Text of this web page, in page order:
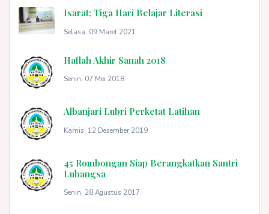
Isarat; Tiga Hari Belajar Literasi
Selasa, 09 Maret 2021
Haflah Akhir Sanah 2018
Senin, 07 Mei 2018
Albanjari Lubri Perketat Latihan
Kamis, 12 Desember 2019
45 Rombongan Siap Berangkatkan Santri
Lubangsa
Senin, 28 Agustus 2017